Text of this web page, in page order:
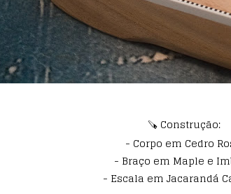
🪚 Construção:
- Corpo em Cedro
- Braço em Maple e
- Escala em Jacarandá